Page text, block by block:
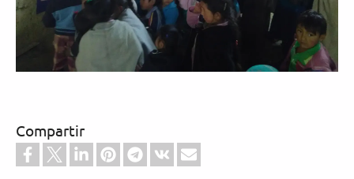
Vídeo
Compartir